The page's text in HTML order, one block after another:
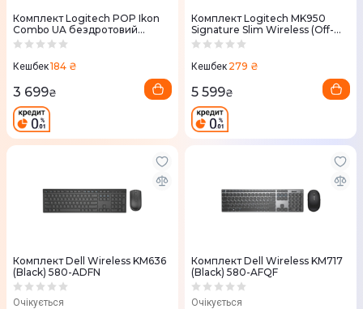
Комплект Logitech POP Ikon
Combo UA бездротовий
графiтовий
Кешбек184 ₴
3 699₴
Комплект Logitech MK950
Signature Slim Wireless (Off-
White) 920-012491
Кешбек 279 ₴
5 599₴
Комплект Dell Wireless KM636
(Black) 580-ADFN
Очікується
Комплект Dell Wireless KM717
(Black) 580-AFQF
Очікується